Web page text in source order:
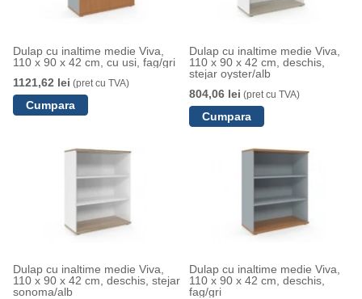
Dulap cu inaltime medie Viva,
110 x 90 x 42 cm, cu usi, fag/gri
1121,62 lei (pret cu TVA)
Dulap cu inaltime medie Viva,
110 x 90 x 42 cm, deschis,
stejar oyster/alb
804,06 lei (pret cu TVA)
Dulap cu inaltime medie Viva,
110 x 90 x 42 cm, deschis, stejar
sonoma/alb
Dulap cu inaltime medie Viva,
110 x 90 x 42 cm, deschis,
fag/gri